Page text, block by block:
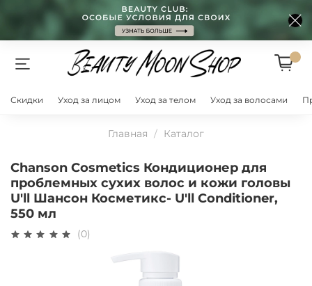
Скидки Уход за лицом Уход за телом Уход за волосами
Главная Каталог
Chanson Сosmetics Кондиционер для
проблемных сухих волос и кожи головы
U'll Шансон Косметикс- U'll Conditioner,
550 мл
(0)